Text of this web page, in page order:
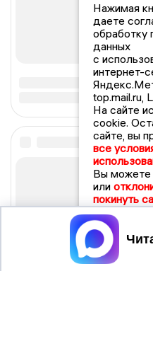
Нажимая
даете
обработку
данных
с
интернет-
top.mail.ru,
На сайте
cookie.
сайте, вы
все
Вы можете
или
покинуть